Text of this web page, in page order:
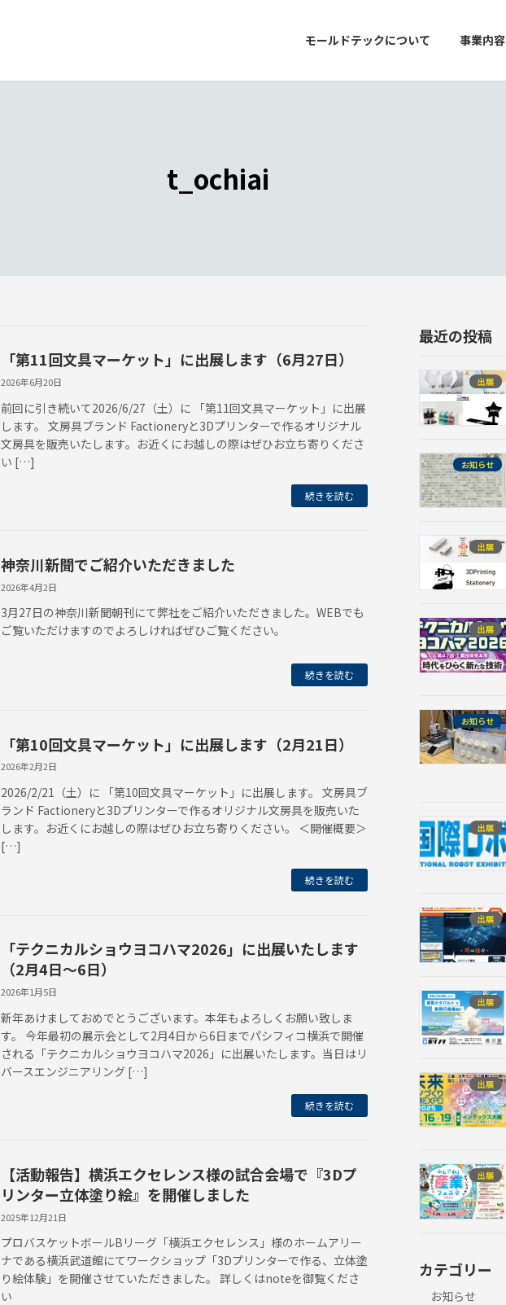
モールドテックについて 事業内容
t_ochiai
「第11回文具マーケット」に出展します（6月27日）
2026年6月20日
前回に引き続いて2026/6/27（土）に 「第11回文具マーケット」に出展
します。 文房具ブランド Factioneryと3Dプリンターで作るオリジナル
文房具を販売いたします。お近くにお越しの際はぜひお立ち寄りくださ
い […]
続きを読む
神奈川新聞でご紹介いただきました
2026年4月2日
3月27日の神奈川新聞朝刊にて弊社をご紹介いただきました。WEBでも
ご覧いただけますのでよろしければぜひご覧ください。
続きを読む
「第10回文具マーケット」に出展します（2月21日）
2026年2月2日
2026/2/21（土）に 「第10回文具マーケット」に出展します。 文房具ブ
ランド Factioneryと3Dプリンターで作るオリジナル文房具を販売いた
します。お近くにお越しの際はぜひお立ち寄りください。 ＜開催概要＞
[…]
続きを読む
「テクニカルショウヨコハマ2026」に出展いたします
（2月4日～6日）
2026年1月5日
新年あけましておめでとうございます。本年もよろしくお願い致しま
す。 今年最初の展示会として2月4日から6日までパシフィコ横浜で開催
される「テクニカルショウヨコハマ2026」に出展いたします。当日はリ
バースエンジニアリング […]
続きを読む
【活動報告】横浜エクセレンス様の試合会場で『3Dプ
リンター立体塗り絵』を開催しました
2025年12月21日
プロバスケットボールBリーグ「横浜エクセレンス」様のホームアリー
ナである横浜武道館にてワークショップ「3Dプリンターで作る、立体塗
り絵体験」を開催させていただきました。 詳しくはnoteを御覧くださ
い
最近の投稿
出展
お知らせ
出展
出展
お知らせ
出展
出展
出展
出展
出展
カテゴリー
お知らせ